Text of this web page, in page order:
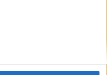
93 25 68 32